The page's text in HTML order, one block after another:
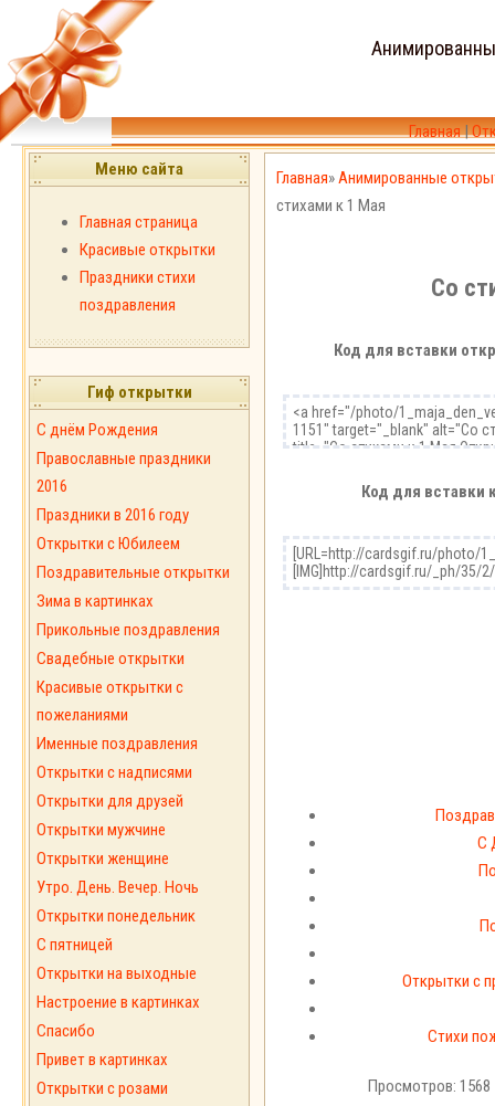
Главная|
Меню сайта
Главная страница
Красивые открытки
Праздники стихи
поздравления
Гиф открытки
С днём Рождения
Православные праздники
2016
Праздники в 2016 году
Открытки с Юбилеем
Поздравительные открытки
Зима в картинках
Прикольные поздравления
Свадебные открытки
Красивые открытки с
пожеланиями
Именные поздравления
Открытки с надписями
Открытки для друзей
Открытки мужчине
Открытки женщине
Утро. День. Вечер. Ночь
Открытки понедельник
С пятницей
Открытки на выходные
Настроение в картинках
Спасибо
Привет в картинках
Открытки с розами
Главная»Анимированные
стихами к 1 Мая
Со
Код для вставки
Код для вставки
С
Открытки с
Стихи
Просмотров: